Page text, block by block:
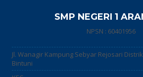
SMP NEGERI 1
NPSN : 60401956
Jl. Wanagir Kampung Sebyar Rejosari
Bintuni